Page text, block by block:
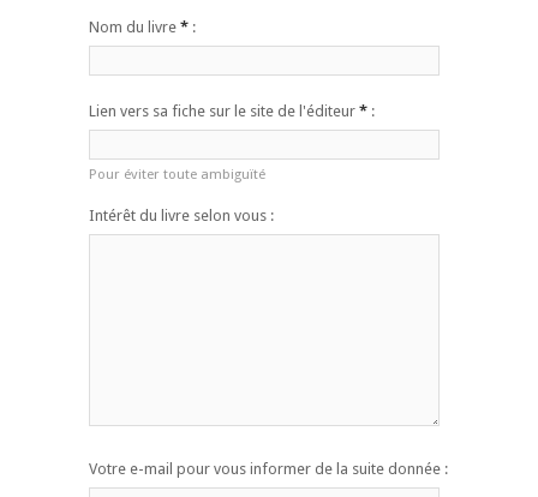
Nom du livre * :
Lien vers sa fiche sur le site de l'éditeur * :
Pour éviter toute ambiguïté
Intérêt du livre selon vous :
Votre e-mail pour vous informer de la suite donnée :